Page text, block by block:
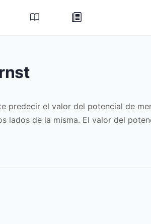
predecir el valor del potencial de
lados de la misma. El valor del